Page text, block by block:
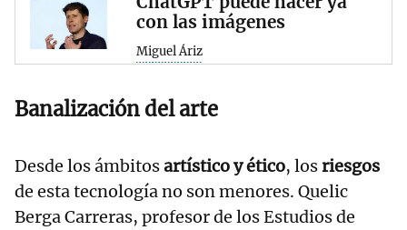
con las imágenes
Miguel Áriz
Banalización del arte
Desde los ámbitosartístico y ético, losriesgos
de esta tecnología no son menores. Quelic
Berga Carreras, profesor de los Estudios de